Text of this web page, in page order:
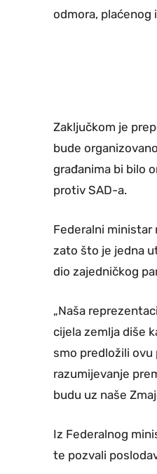
odmora, plaćenog
Zaključkom je
bude
građanima bi bilo
protiv SAD-a.
Federalni ministar
zato što je jedna
dio zajedničkog
„Naša
cijela zemlja diše
smo predložili ovu
razumijevanje
budu uz naše
Iz Federalnog
te pozvali